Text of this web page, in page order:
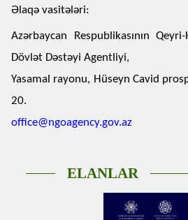
Əlaqə vasitələri:
Azərbaycan Respublikasının
Dövlət Dəstəyi Agentliyi,
Yasamal rayonu, Hüseyn Cavid
20.
office@ngoagency.gov.az
ELANLAR